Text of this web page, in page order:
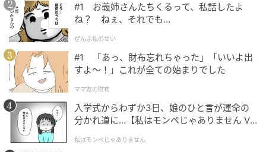
#1 お義姉さんたちくるって、私話したよ
ね？ ねぇ、それでも…
ぜんぶ私のせい
#1 「あっ、財布忘れちゃった」「いいよ出
すよ〜！」これが全ての始まりでした
ママ友の財布
入学式からわずか3日、娘のひと言が運命の
分かれ道に…【私はモンペじゃありません Vo
私はモンペじゃありません